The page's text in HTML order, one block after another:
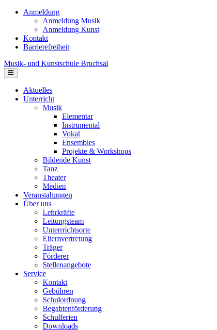
Anmeldung
Anmeldung Musik
Anmeldung Kunst
Kontakt
Barrierefreiheit
Musik- und Kunstschule Bruchsal
Navigation
Aktuelles
Unterricht
Musik
Elementar
Instrumental
Vokal
Ensembles
Projekte & Workshops
Bildende Kunst
Tanz
Theater
Medien
Veranstaltungen
Über uns
Lehrkräfte
Leitungsteam
Unterrrichtsorte
Elternvertretung
Träger
Förderer
Stellenangebote
Service
Kontakt
Gebühren
Schulordnung
Begabtenförderung
Schulferien
Downloads